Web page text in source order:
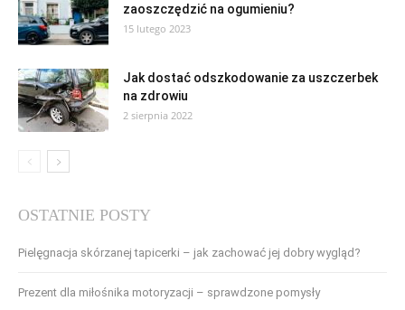
zaoszczędzić na ogumieniu?
15 lutego 2023
Jak dostać odszkodowanie za uszczerbek
na zdrowiu
2 sierpnia 2022
OSTATNIE POSTY
Pielęgnacja skórzanej tapicerki – jak zachować jej dobry wygląd?
Prezent dla miłośnika motoryzacji – sprawdzone pomysły